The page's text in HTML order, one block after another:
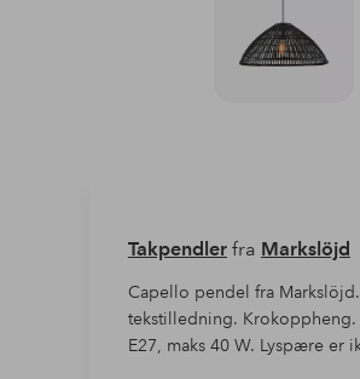
Takpendlerfra Markslöjd
Capello pendel fra
tekstilledning.
E27, maks 40 W. Lyspære er